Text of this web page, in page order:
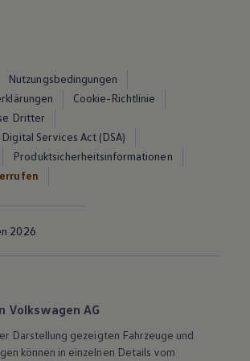
Nutzungsbedingungen
Cookie-Richtlinie
Dritter
Services Act (DSA)
Produktsicherheitsinformationen
2026
Volkswagen AG
Darstellung gezeigten Fahrzeuge und
können in einzelnen Details vom